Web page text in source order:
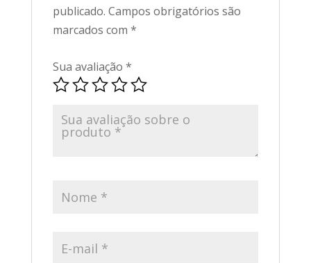
publicado. Campos obrigatórios são
marcados com *
Sua avaliação *